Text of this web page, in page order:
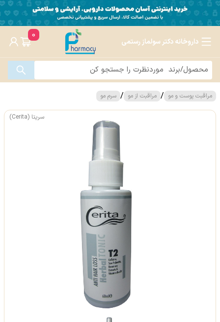
داروخانه دکتر سولماز رستمی
0
مراقبت پوست و مو / مراقبت از مو / سرم مو
سریتا (Cerita)